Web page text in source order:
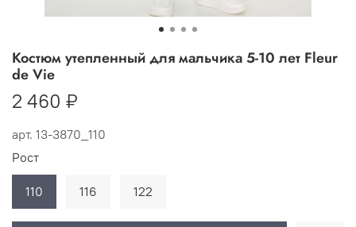
арт. 13-3870_110
Костюм утепленный для мальчика 5-10 лет Fleur
de Vie
2 460 ₽
Рост
110 116 122